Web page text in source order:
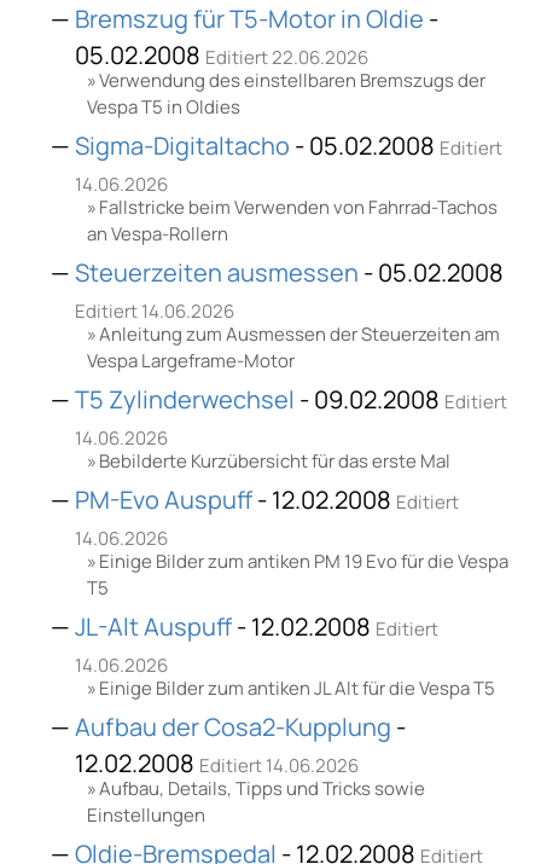
Bremszug für T5-Motor in Oldie -
05.02.2008 Editiert 22.06.2026
Verwendung des einstellbaren Bremszugs der
Vespa T5 in Oldies
Sigma-Digitaltacho - 05.02.2008 Editiert
14.06.2026
Fallstricke beim Verwenden von Fahrrad-Tachos
an Vespa-Rollern
Steuerzeiten ausmessen - 05.02.2008
Editiert 14.06.2026
Anleitung zum Ausmessen der Steuerzeiten am
Vespa Largeframe-Motor
T5 Zylinderwechsel - 09.02.2008 Editiert
14.06.2026
Bebilderte Kurzübersicht für das erste Mal
PM-Evo Auspuff- 12.02.2008 Editiert
14.06.2026
Einige Bilder zum antiken PM 19 Evo für die Vespa
T5
JL-Alt Auspuff- 12.02.2008 Editiert
14.06.2026
Einige Bilder zum antiken JL Alt für die Vespa T5
Aufbau der Cosa2-Kupplung -
12.02.2008 Editiert 14.06.2026
Aufbau, Details, Tipps und Tricks sowie
Einstellungen
Oldie-Bremspedal - 12.02.2008 Editiert